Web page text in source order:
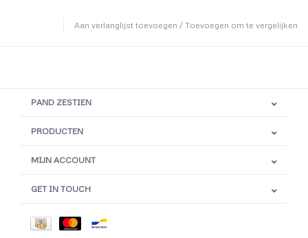
Aan verlanglijst toevoegen / Toevoegen om te vergelijken
PAND ZESTIEN
PRODUCTEN
MIJN ACCOUNT
GET IN TOUCH